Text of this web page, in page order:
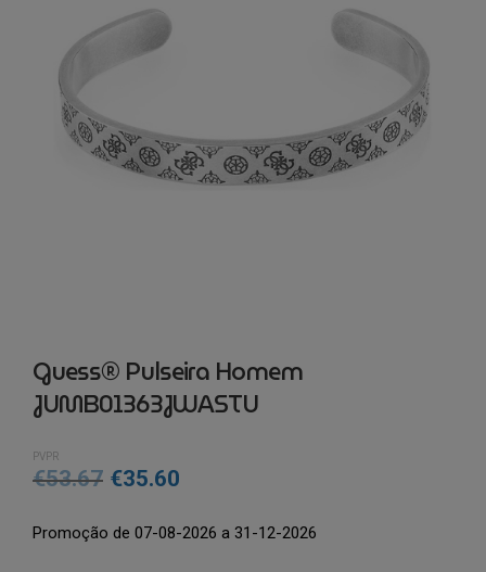
Guess® Pulseira Homem
JUMB01363JWASTU
PVPR
€53.67 O
original
€35.60
atual
Promoção de 07-08-2026 a 31-12-2026